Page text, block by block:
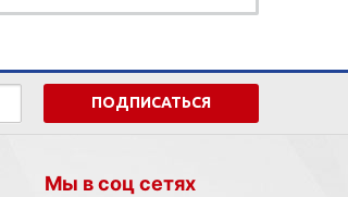
ПОДПИСАТЬСЯ
Мы в соц сетях